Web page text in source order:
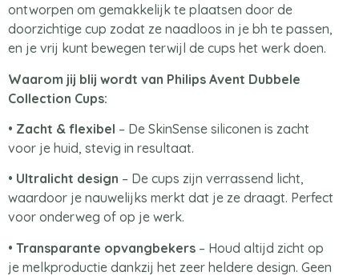
ontworpen om gemakkelijk te plaatsen door de
doorzichtige cup zodat ze naadloos in je bh te passen,
en je vrij kunt bewegen terwijl de cups het werk doen.
Waarom jij blij wordt van Philips Avent Dubbele
Collection Cups:
• Zacht & flexibel – De SkinSense siliconen is zacht
voor je huid, stevig in resultaat.
• Ultralicht design – De cups zijn verrassend licht,
waardoor je nauwelijks merkt dat je ze draagt. Perfect
voor onderweg of op je werk.
• Transparante opvangbekers – Houd altijd zicht op
je melkproductie dankzij het zeer heldere design. Geen